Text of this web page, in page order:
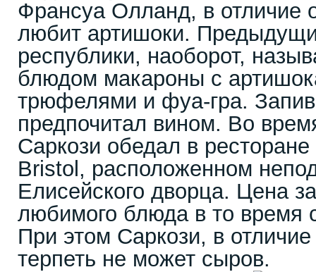
Франсуа Олланд, в отличие
любит артишоки.
республики, наоборот,
блюдом макароны с
трюфелями и фуа-гра.
предпочитал вином. Во
Саркози обедал в ресторане
Bristol, расположенном
Елисейского дворца. Цена
любимого блюда в то время
При этом Саркози, в
терпеть не может сыров.